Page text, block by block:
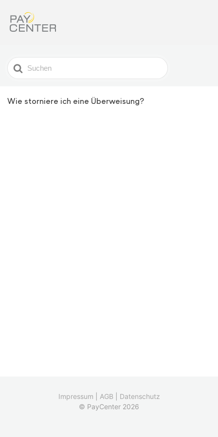
Search
For
Wie storniere ich eine Überweisung?
Impressum AGB
Datenschutz
© PayCenter 2026